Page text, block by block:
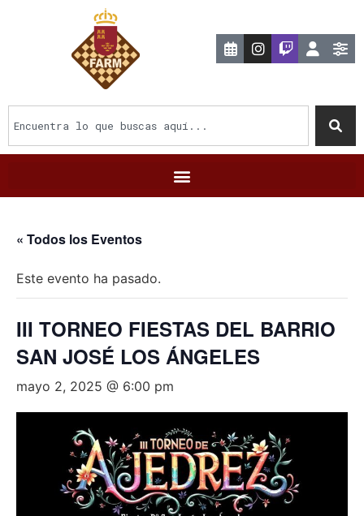
« Todos los Eventos
Este evento ha pasado.
III TORNEO FIESTAS DEL BARRIO
SAN JOSÉ LOS ÁNGELES
mayo 2, 2025 @ 6:00 pm